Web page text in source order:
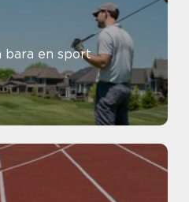
bara en sport